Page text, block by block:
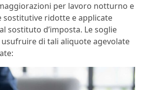
per lavoro notturno e
sostitutive ridotte e applicate
sostituto d’imposta. Le soglie
di tali aliquote agevolate